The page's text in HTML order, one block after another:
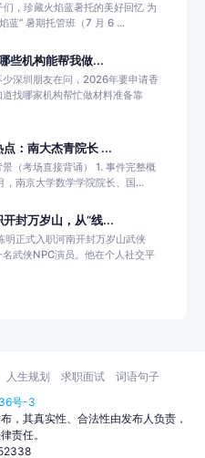
们，珍藏火焰蓝暑托的美好回忆 为
蓝” 暑期托管班（7 月 6 ...
些机构能帮我做...
少深圳朋友在问，2026年要申请香
找哪家机构帮忙做材料准备靠
：南大杰青院长 ...
（考场直接背诵） 1. 事件完整概
南京大学数学学院院长、国...
封万岁山，从“线...
明正式入职河南开封万岁山武侠
武侠NPC演员。他在个人社交平
号-3
，其真实性、合法性由发布人负责，
责任。
人生规划 求职面试 词语句子